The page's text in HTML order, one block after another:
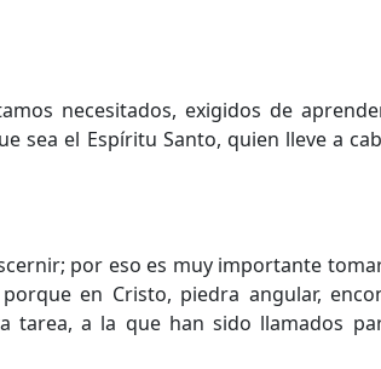
necesitados, exigidos de
sea el Espíritu Santo, quien lleve a
por eso es muy importante
en Cristo, piedra angular,
tarea, a la que han sido llamados